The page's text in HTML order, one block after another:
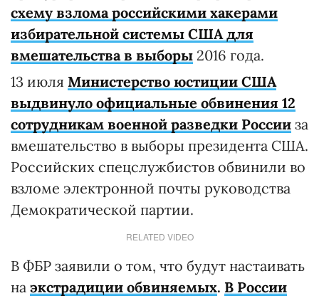
схему взлома российскими хакерами
избирательной системы США для
вмешательства в выборы 2016 года.
13 июля Министерство юстиции США
выдвинуло официальные обвинения 12
сотрудникам военной разведки России за
вмешательство в выборы президента США.
Российских спецслужбистов обвинили во
взломе электронной почты руководства
Демократической партии.
RELATED VIDEO
В ФБР заявили о том, что будут настаивать
на экстрадиции обвиняемых. В России